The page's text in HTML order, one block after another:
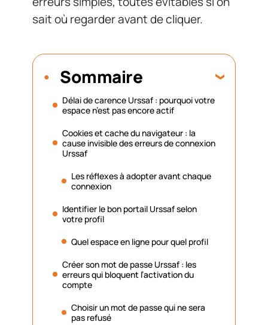
sait où regarder avant de cliquer.
Sommaire
Délai de carence Urssaf : pourquoi votre
espace n’est pas encore actif
Cookies et cache du navigateur : la
cause invisible des erreurs de connexion
Urssaf
Les réflexes à adopter avant chaque
connexion
Identifier le bon portail Urssaf selon
votre profil
Quel espace en ligne pour quel profil
Créer son mot de passe Urssaf : les
erreurs qui bloquent l’activation du
compte
Choisir un mot de passe qui ne sera
pas refusé